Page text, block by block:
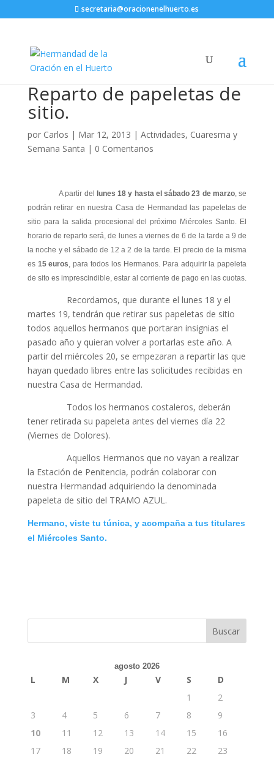
secretaria@oracionenelhuerto.es
Reparto de papeletas de
sitio.
por Carlos | Mar 12, 2013 | Actividades, Cuaresma y
Semana Santa | 0 Comentarios
A partir del lunes 18 y hasta el sábado 23 de marzo, se
podrán retirar en nuestra Casa de Hermandad las papeletas de
sitio para la salida procesional del próximo Miércoles Santo. El
horario de reparto será, de lunes a viernes de 6 de la tarde a 9 de
la noche y el sábado de 12 a 2 de la tarde. El precio de la misma
es 15 euros, para todos los Hermanos. Para adquirir la papeleta
de sito es imprescindible, estar al corriente de pago en las cuotas.
Recordamos, que durante el lunes 18 y el
martes 19, tendrán que retirar sus papeletas de sitio
todos aquellos hermanos que portaran insignias el
pasado año y quieran volver a portarlas este año. A
partir del miércoles 20, se empezaran a repartir las que
hayan quedado libres entre las solicitudes recibidas en
nuestra Casa de Hermandad.
Todos los hermanos costaleros, deberán
tener retirada su papeleta antes del viernes día 22
(Viernes de Dolores).
Aquellos Hermanos que no vayan a realizar
la Estación de Penitencia, podrán colaborar con
nuestra Hermandad adquiriendo la denominada
papeleta de sitio del TRAMO AZUL.
Hermano, viste tu túnica, y acompaña a tus titulares
el Miércoles Santo.
agosto 2026
L M X J V S
D
1
2
3
4 5 6 7 8
9
10
11 12 13 14 15
16
17
18 19 20 21 22
23